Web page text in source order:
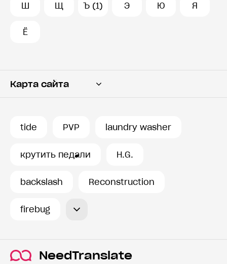
Ш Щ Ъ (1) Э Ю Я
Ё
Карта сайта
tide PVP laundry washer
крутить педали H.G.
backslash Reconstruction
firebug
NeedTranslate